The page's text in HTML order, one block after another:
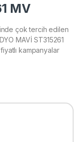
MV
çok tercih edilen
MAVİ ST315261
fiyatlı kampanyalar